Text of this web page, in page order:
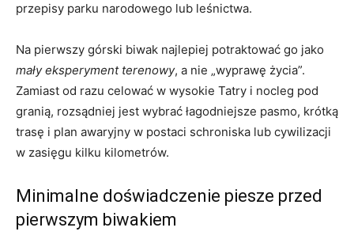
przepisy parku narodowego lub leśnictwa.
Na pierwszy górski biwak najlepiej potraktować go jako
mały eksperyment terenowy, a nie „wyprawę życia”.
Zamiast od razu celować w wysokie Tatry i nocleg pod
granią, rozsądniej jest wybrać łagodniejsze pasmo, krótką
trasę i plan awaryjny w postaci schroniska lub cywilizacji
w zasięgu kilku kilometrów.
Minimalne doświadczenie piesze przed
pierwszym biwakiem